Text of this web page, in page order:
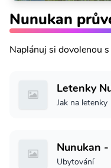
Nunukan
Naplánuj si dovolenou
Letenky
Jak na letenky
Nunukan
Ubytování